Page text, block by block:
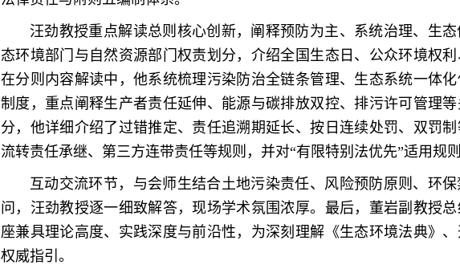
汪劲教授重点解读总则核心创新，阐释预防为主、系统治理、生
态环境部门与自然资源部门权责划分，介绍全国生态日、公众环境权利
在分则内容解读中，他系统梳理污染防治全链条管理、生态系统一体
制度，重点阐释生产者责任延伸、能源与碳排放双控、排污许可管理
分，他详细介绍了过错推定、责任追溯期延长、按日连续处罚、双罚
流转责任承继、第三方连带责任等规则，并对“有限特别法优先”适用规
互动交流环节，与会师生结合土地污染责任、风险预防原则、环
问，汪劲教授逐一细致解答，现场学术氛围浓厚。最后，董岩副教授
座兼具理论高度、实践深度与前沿性，为深刻理解《生态环境法典》
权威指引。